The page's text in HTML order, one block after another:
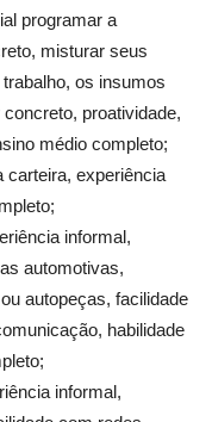
programar a
misturar seus
os insumos
proatividade,
médio completo;
carteira, experiência
informal,
automotivas,
autopeças, facilidade
habilidade
informal,